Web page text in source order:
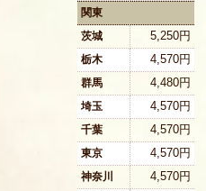
関東
茨城
5,250円
栃木 4,570円
群馬 4,480円
埼玉 4,570円
千葉 4,570円
東京 4,570円
神奈川 4,570円